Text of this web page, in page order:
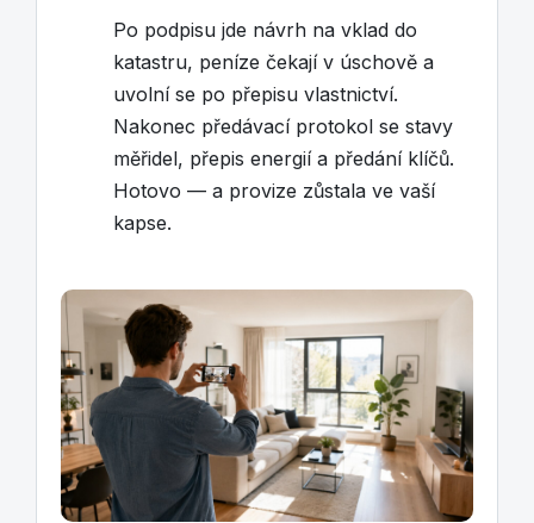
Po podpisu jde návrh na vklad do
katastru, peníze čekají v úschově a
uvolní se po přepisu vlastnictví.
Nakonec předávací protokol se stavy
měřidel, přepis energií a předání klíčů.
Hotovo — a provize zůstala ve vaší
kapse.